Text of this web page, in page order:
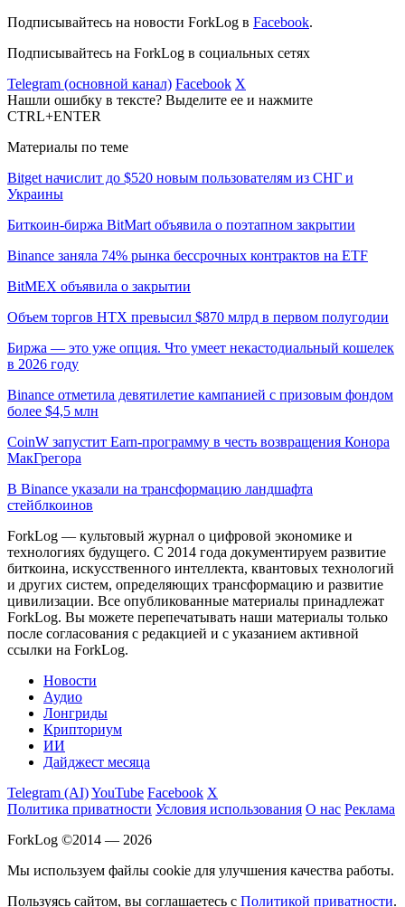
Подписывайтесь на новости ForkLog в Facebook.
Подписывайтесь на ForkLog в социальных сетях
Telegram (основной канал) Facebook X
Нашли ошибку в тексте? Выделите ее и нажмите
CTRL+ENTER
Материалы по теме
Bitget начислит до $520 новым пользователям из СНГ и
Украины
Биткоин-биржа BitMart объявила о поэтапном закрытии
Binance заняла 74% рынка бессрочных контрактов на ETF
BitMEX объявила о закрытии
Объем торгов HTX превысил $870 млрд в первом полугодии
Биржа — это уже опция. Что умеет некастодиальный кошелек
в 2026 году
Binance отметила девятилетие кампанией с призовым фондом
более $4,5 млн
CoinW запустит Earn-программу в честь возвращения Конора
МакГрегора
В Binance указали на трансформацию ландшафта
стейблкоинов
ForkLog — культовый журнал о цифровой экономике и
технологиях будущего. С 2014 года документируем развитие
биткоина, искусственного интеллекта, квантовых технологий
и других систем, определяющих трансформацию и развитие
цивилизации. Все опубликованные материалы принадлежат
ForkLog. Вы можете перепечатывать наши материалы только
после согласования с редакцией и с указанием активной
ссылки на ForkLog.
Новости
Аудио
Лонгриды
Крипториум
ИИ
Дайджест месяца
Telegram (AI)YouTube Facebook X
Политика приватности Условия использования О нас Реклама
ForkLog ©2014 — 2026
Мы используем файлы cookie для улучшения качества работы.
Пользуясь сайтом, вы соглашаетесь с Политикой приватности.